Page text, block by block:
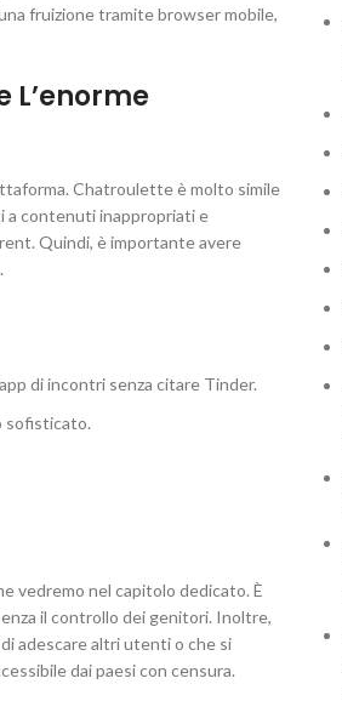
fruizione tramite browser mobile,
L’enorme
Chatroulette è molto simile
a contenuti inappropriati e
Quindi, è importante avere
di incontri senza citare Tinder.
sofisticato.
vedremo nel capitolo dedicato. È
il controllo dei genitori. Inoltre,
adescare altri utenti o che si
dai paesi con censura.